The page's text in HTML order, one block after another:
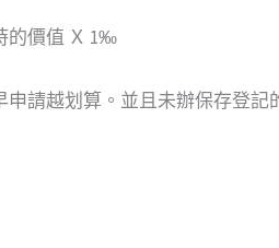
的價值 Ｘ 1‰
請越划算。並且未辦保存登記